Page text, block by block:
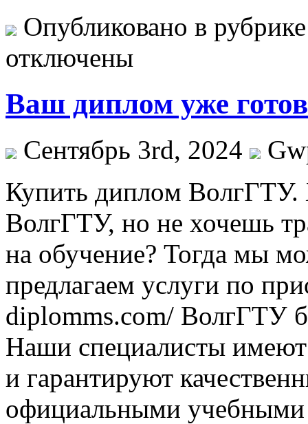
Опубликовано в
отключены
Ваш диплом уже
Сентябрь 3rd, 2024
Купить диплoм
ВолгГТУ, но не хочешь
на обучение? Тогда мы
предлагаем услуги по
diplomms.com/ ВолгГТУ
Наши специалисты
и гарантируют
официальными